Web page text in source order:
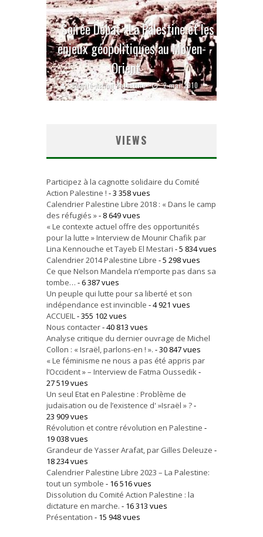
Soirée Débat : La Palestine et les
enjeux géopolitiques au Moyen-
Orient
Comité Action Palestine 2 mai 2010
VIEWS
Participez à la cagnotte solidaire du Comité
Action Palestine ! - 3 358 vues
Calendrier Palestine Libre 2018 : « Dans le camp
des réfugiés »- 8 649 vues
« Le contexte actuel offre des opportunités
pour la lutte » Interview de Mounir Chafik par
Lina Kennouche et Tayeb El Mestari - 5 834 vues
Calendrier 2014 Palestine Libre - 5 298 vues
Ce que Nelson Mandela n’emporte pas dans sa
tombe… - 6 387 vues
Un peuple qui lutte pour sa liberté et son
indépendance est invincible - 4 921 vues
ACCUEIL- 355 102 vues
Nous contacter- 40 813 vues
Analyse critique du dernier ouvrage de Michel
Collon : « Israël, parlons-en ! ». - 30 847 vues
« Le féminisme ne nous a pas été appris par
l’Occident » – Interview de Fatma Oussedik-
27 519 vues
Un seul Etat en Palestine : Problème de
judaïsation ou de l’existence d' »Israël » ?-
23 909 vues
Révolution et contre révolution en Palestine -
19 038 vues
Grandeur de Yasser Arafat, par Gilles Deleuze -
18 234 vues
Calendrier Palestine Libre 2023 – La Palestine:
tout un symbole - 16 516 vues
Dissolution du Comité Action Palestine : la
dictature en marche. - 16 313 vues
Présentation - 15 948 vues